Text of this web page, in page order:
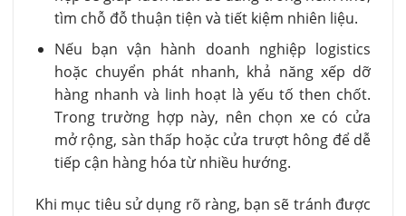
tìm chỗ đỗ thuận tiện và tiết kiệm nhiên liệu.
Nếu bạn vận hành doanh nghiệp logistics
hoặc chuyển phát nhanh, khả năng xếp dỡ
hàng nhanh và linh hoạt là yếu tố then chốt.
Trong trường hợp này, nên chọn xe có cửa
mở rộng, sàn thấp hoặc cửa trượt hông để dễ
tiếp cận hàng hóa từ nhiều hướng.
Khi mục tiêu sử dụng rõ ràng, bạn sẽ tránh được